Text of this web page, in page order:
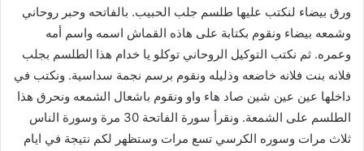
ورق بيضاء لنكتب عليها طلسم جلب الحبيب. بالفاتحه وحبر روحاني
وشمعه بيضاء ونقوم بكتابة على هاذه القماش اسمه واسم أمه
وعمره. ثم نكتب التوكيل الروحاني توكلو يا خدام هذا الطلسم بجلب
فلانه بنت فلانه خاضعه وذليله ونقوم برسم نجمة سداسية. ونكتب في
داخلها عين عين شين صاد هاء واو ونقوم باشعال الشمعه ونحرق هذا
الطلسم على الشمعة. ونقرأ سورة الفاتحة 30 مرة وسورة الناس
ثلاث مرات وسوره الكرسي تسع مرات وستظهر لكم نتيجة في ايام